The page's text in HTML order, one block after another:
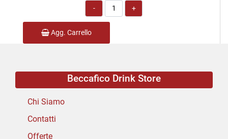
Quantità
Agg. Carrello
Beccafico Drink Store
Chi Siamo
Contatti
Offerte